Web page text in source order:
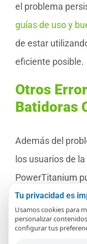
el problema
guías de uso y
de estar
eficiente posible.
Otros
Batidoras
Además del
los usuarios de
PowerTitanium
errores
del aparato si no
pero,
Tu privacidad es
Usamos cookies para
personalizar
configurar tus